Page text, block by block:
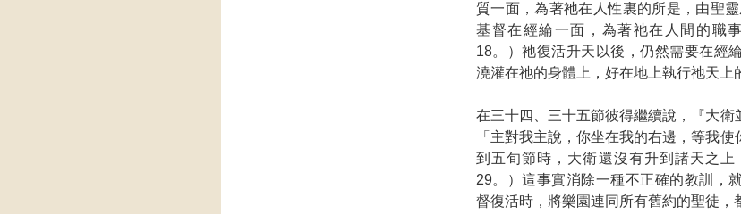
質一面，為著祂在人性裏的所是，由聖
基督在經綸一面，為著祂在人間的職
18。）祂復活升天以後，仍然需要在經
澆灌在祂的身體上，好在地上執行祂天上
在三十四、三十五節彼得繼續說，『大衛
「主對我主說，你坐在我的右邊，等我
到五旬節時，大衛還沒有升到諸天之
29。）這事實消除一種不正確的教訓，
督復活時，將樂園連同所有舊約的聖徒，